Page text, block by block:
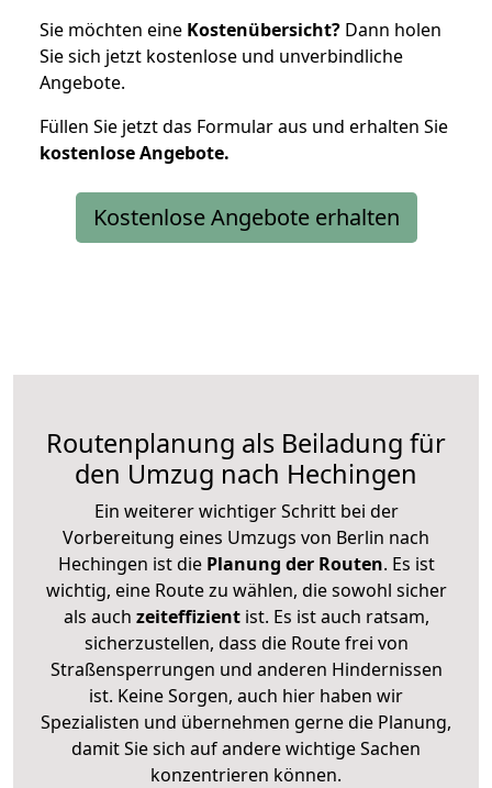
Sie möchten eine Kostenübersicht? Dann holen
Sie sich jetzt kostenlose und unverbindliche
Angebote.
Füllen Sie jetzt das Formular aus und erhalten Sie
kostenloseAngebote.
Kostenlose Angebote erhalten
Routenplanung als Beiladung für
den Umzug nach Hechingen
Ein weiterer wichtiger Schritt bei der
Vorbereitung eines Umzugs von Berlin nach
Hechingen ist diePlanung der Routen. Es ist
wichtig, eine Route zu wählen, die sowohl sicher
als auch zeiteffizientist. Es ist auch ratsam,
sicherzustellen, dass die Route frei von
Straßensperrungen und anderen Hindernissen
ist. Keine Sorgen, auch hier haben wir
Spezialisten und übernehmen gerne die Planung,
damit Sie sich auf andere wichtige Sachen
konzentrieren können.